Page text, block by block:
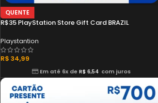
QUENTE
R$35 PlayStation Store Gift Card BRAZIL
Playstantion
R$ 34,99
Em até 6x deR$ 6,54 com juros